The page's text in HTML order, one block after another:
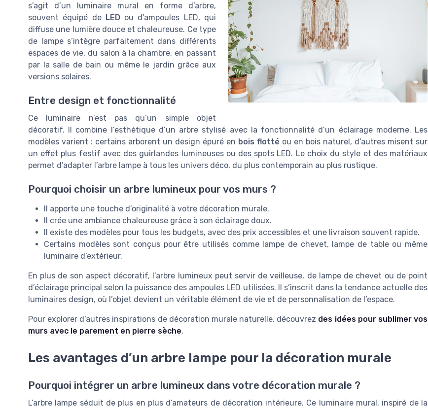
s’agit d’un luminaire mural en forme d’arbre,
souvent équipé de LED ou d’ampoules LED, qui
diffuse une lumière douce et chaleureuse. Ce type
de lampe s’intègre parfaitement dans différents
espaces de vie, du salon à la chambre, en passant
par la salle de bain ou même le jardin grâce aux
versions solaires.
Entre design et fonctionnalité
Ce luminaire n’est pas qu’un simple objet
décoratif. Il combine l’esthétique d’un arbre stylisé avec la fonctionnalité d’un éclairage moderne. Les
modèles varient : certains arborent un design épuré en bois flotté ou en bois naturel, d’autres misent sur
un effet plus festif avec des guirlandes lumineuses ou des spots LED. Le choix du style et des matériaux
permet d’adapter l’arbre lampe à tous les univers déco, du plus contemporain au plus rustique.
Pourquoi choisir un arbre lumineux pour vos murs ?
Il apporte une touche d’originalité à votre décoration murale.
Il crée une ambiance chaleureuse grâce à son éclairage doux.
Il existe des modèles pour tous les budgets, avec des prix accessibles et une livraison souvent rapide.
Certains modèles sont conçus pour être utilisés comme lampe de chevet, lampe de table ou même
luminaire d’extérieur.
En plus de son aspect décoratif, l’arbre lumineux peut servir de veilleuse, de lampe de chevet ou de point
d’éclairage principal selon la puissance des ampoules LED utilisées. Il s’inscrit dans la tendance actuelle des
luminaires design, où l’objet devient un véritable élément de vie et de personnalisation de l’espace.
Pour explorer d’autres inspirations de décoration murale naturelle, découvrez des idées pour sublimer vos
murs avec le parement en pierre sèche.
Les avantages d’un arbre lampe pour la décoration murale
Pourquoi intégrer un arbre lumineux dans votre décoration murale ?
L’arbre lampe séduit de plus en plus d’amateurs de décoration intérieure. Ce luminaire mural, inspiré de la